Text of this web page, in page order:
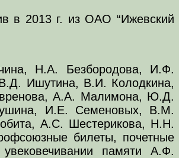
в 2013 г. из ОАО “Ижевский
Н.А. Безбородова, И.Ф.
Ишутина, В.И. Колодкина,
А.А. Малимона, Ю.Д.
И.Е. Семеновых, В.М.
А.С. Шестерикова, Н.Н.
билеты, почетные
памяти А.Ф.